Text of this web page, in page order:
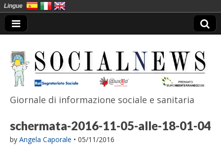
SocialNews
Giornale di informazione sociale e sanitaria
schermata-2016-11-05-alle-18-01-04
by Angela Caporale • 05/11/2016
Lingue